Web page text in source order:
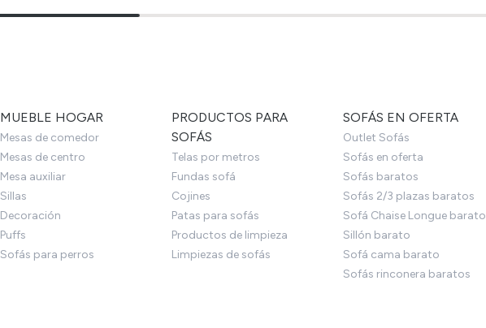
MUEBLE HOGAR
Mesas de comedor
Mesas de centro
Mesa auxiliar
Sillas
Decoración
Puffs
Sofás para perros
PRODUCTOS PARA
SOFÁS
Telas por metros
Fundas sofá
Cojines
Patas para sofás
Productos de limpieza
Limpiezas de sofás
SOFÁS EN OFERTA
Outlet Sofás
Sofás en oferta
Sofás baratos
Sofás 2/3 plazas baratos
Sofá Chaise Longue barato
Sillón barato
Sofá cama barato
Sofás rinconera baratos